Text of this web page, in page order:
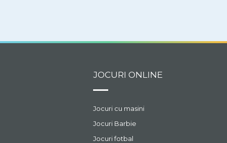
JOCURI ONLINE
Jocuri cu masini
Jocuri Barbie
Jocuri fotbal